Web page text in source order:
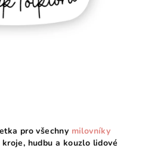
pro všechny milovníky
hudbu a kouzlo lidové